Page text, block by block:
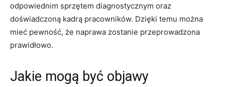
odpowiednim sprzętem diagnostycznym oraz
doświadczoną kadrą pracowników. Dzięki temu można
mieć ‍pewność, że naprawa zostanie przeprowadzona
prawidłowo.
Jakie mogą być objawy